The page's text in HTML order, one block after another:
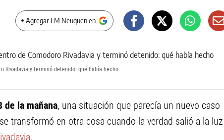
+ Agregar LM Neuquen en
Rivadavia y terminó detenido: qué había hecho
de la mañana, una situación que parecía un nuevo caso
se transformó en otra cosa cuando la verdad salió a la luz
.